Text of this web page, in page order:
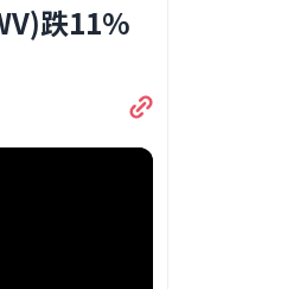
跌11%